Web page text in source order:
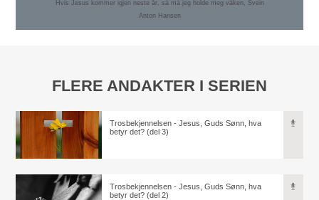
Hvis Jesus kommer igjen neste år, så må jeg holde meg våken, Svein
Anton Hansen
FLERE ANDAKTER I SERIEN
Trosbekjennelsen - Jesus, Guds Sønn, hva
betyr det? (del 3)
Trosbekjennelsen - Jesus, Guds Sønn, hva
betyr det? (del 2)